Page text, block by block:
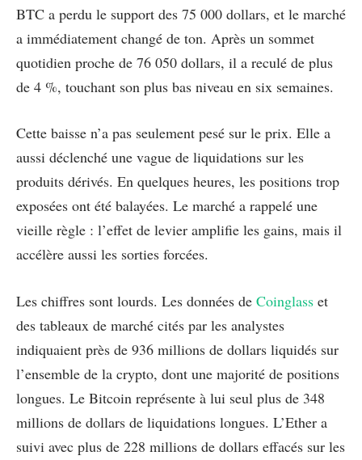
BTC a perdu le support des 75 000 dollars, et le marché
a immédiatement changé de ton. Après un sommet
quotidien proche de 76 050 dollars, il a reculé de plus
de 4 %, touchant son plus bas niveau en six semaines.
Cette baisse n’a pas seulement pesé sur le prix. Elle a
aussi déclenché une vague de liquidations sur les
produits dérivés. En quelques heures, les positions trop
exposées ont été balayées. Le marché a rappelé une
vieille règle : l’effet de levier amplifie les gains, mais il
accélère aussi les sorties forcées.
Les chiffres sont lourds. Les données de Coinglass et
des tableaux de marché cités par les analystes
indiquaient près de 936 millions de dollars liquidés sur
l’ensemble de la crypto, dont une majorité de positions
longues. Le Bitcoin représente à lui seul plus de 348
millions de dollars de liquidations longues. L’Ether a
suivi avec plus de 228 millions de dollars effacés sur les